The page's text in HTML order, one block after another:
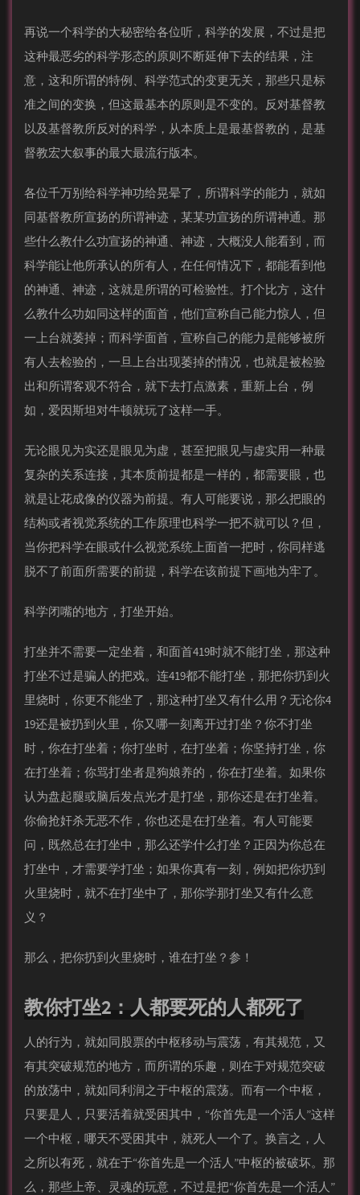
再说一个科学的大秘密给各位听，科学的发展，不过是把
这种最恶劣的科学形态的原则不断延伸下去的结果，注
意，这和所谓的特例、科学范式的变更无关，那些只是标
准之间的变换，但这最基本的原则是不变的。反对基督教
以及基督教所反对的科学，从本质上是最基督教的，是基
督教宏大叙事的最大最流行版本。
各位千万别给科学神功给晃晕了，所谓科学的能力，就如
同基督教所宣扬的所谓神迹，某某功宣扬的所谓神通。那
些什么教什么功宣扬的神通、神迹，大概没人能看到，而
科学能让他所承认的所有人，在任何情况下，都能看到他
的神通、神迹，这就是所谓的可检验性。打个比方，这什
么教什么功如同这样的面首，他们宣称自己能力惊人，但
一上台就萎掉；而科学面首，宣称自己的能力是能够被所
有人去检验的，一旦上台出现萎掉的情况，也就是被检验
出和所谓客观不符合，就下去打点激素，重新上台，例
如，爱因斯坦对牛顿就玩了这样一手。
无论眼见为实还是眼见为虚，甚至把眼见与虚实用一种最
复杂的关系连接，其本质前提都是一样的，都需要眼，也
就是让花成像的仪器为前提。有人可能要说，那么把眼的
结构或者视觉系统的工作原理也科学一把不就可以？但，
当你把科学在眼或什么视觉系统上面首一把时，你同样逃
脱不了前面所需要的前提，科学在该前提下画地为牢了。
科学闭嘴的地方，打坐开始。
打坐并不需要一定坐着，和面首419时就不能打坐，那这种
打坐不过是骗人的把戏。连419都不能打坐，那把你扔到火
里烧时，你更不能坐了，那这种打坐又有什么用？无论你4
19还是被扔到火里，你又哪一刻离开过打坐？你不打坐
时，你在打坐着；你打坐时，在打坐着；你坚持打坐，你
在打坐着；你骂打坐者是狗娘养的，你在打坐着。如果你
认为盘起腿或脑后发点光才是打坐，那你还是在打坐着。
你偷抢奸杀无恶不作，你也还是在打坐着。有人可能要
问，既然总在打坐中，那么还学什么打坐？正因为你总在
打坐中，才需要学打坐；如果你真有一刻，例如把你扔到
火里烧时，就不在打坐中了，那你学那打坐又有什么意
义？
那么，把你扔到火里烧时，谁在打坐？参！
教你打坐2：人都要死的人都死了
人的行为，就如同股票的中枢移动与震荡，有其规范，又
有其突破规范的地方，而所谓的乐趣，则在于对规范突破
的放荡中，就如同利润之于中枢的震荡。而有一个中枢，
只要是人，只要活着就受困其中，“你首先是一个活人”这样
一个中枢，哪天不受困其中，就死人一个了。换言之，人
之所以有死，就在于“你首先是一个活人”中枢的被破坏。那
么，那些上帝、灵魂的玩意，不过是把“你首先是一个活人”